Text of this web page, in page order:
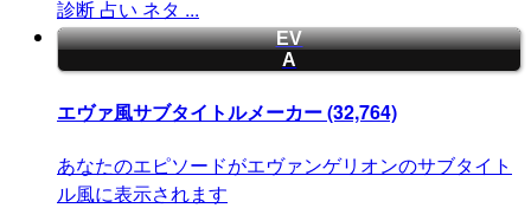
診断 占い ネタ ...
EV
A
エヴァ風サブタイトルメーカー(32,764)
あなたのエピソードがエヴァンゲリオンのサブタイト
ル風に表示されます